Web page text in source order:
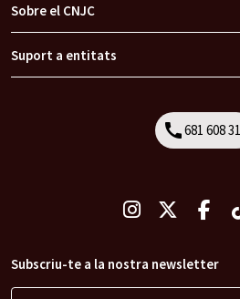
Sobre el CNJC
Suport a entitats
call Call
681 608
Subscriu-te a la nostra newsletter